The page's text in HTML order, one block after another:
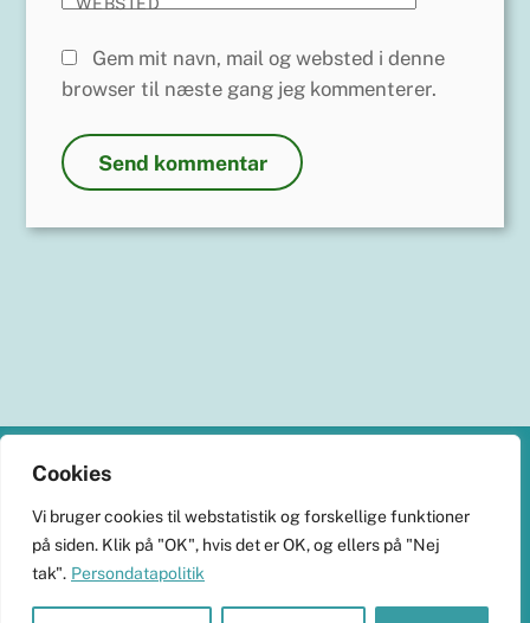
Cookies
Vi bruger cookies til webstatistik og forskellige funktioner
på siden. Klik på "OK", hvis det er OK, og ellers på "Nej
tak". Persondatapolitik
WEBSTED
Gem mit navn, mail og websted i denne
browser til næste gang jeg kommenterer.
Top
KlimaHub
CVR-nr. 38989251